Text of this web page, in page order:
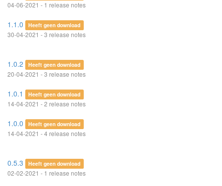
04-06-2021 - 1 release notes
1.1.0 Heeft geen download
30-04-2021 - 3 release notes
1.0.2 Heeft geen download
20-04-2021 - 3 release notes
1.0.1 Heeft geen download
14-04-2021 - 2 release notes
1.0.0 Heeft geen download
14-04-2021 - 4 release notes
0.5.3 Heeft geen download
02-02-2021 - 1 release notes